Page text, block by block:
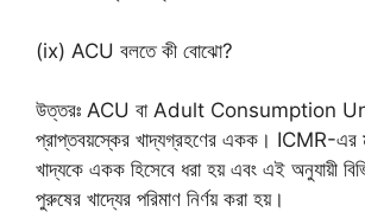
(ix) ACU বলতে কী বোঝো?
উত্তরঃ ACU বা Adult Consumption
প্রাপ্তবয়স্কের খাদ্যগ্রহণের একক। ICMR-
খাদ্যকে একক হিসেবে ধরা হয় এবং এই অনুযায়ী
পুরুষের খাদ্যের পরিমাণ নির্ণয় করা হয়।